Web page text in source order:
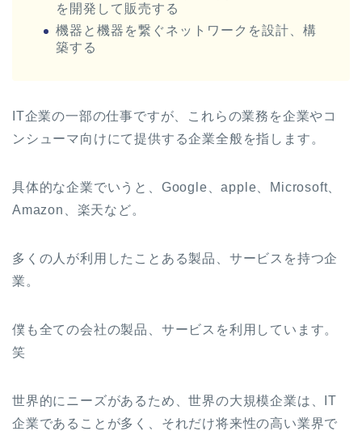
を開発して販売する
機器と機器を繋ぐネットワークを設計、構
築する
IT企業の一部の仕事ですが、これらの業務を企業やコ
ンシューマ向けにて提供する企業全般を指します。
具体的な企業でいうと、Google、apple、Microsoft、
Amazon、楽天など。
多くの人が利用したことある製品、サービスを持つ企
業。
僕も全ての会社の製品、サービスを利用しています。
笑
世界的にニーズがあるため、世界の大規模企業は、IT
企業であることが多く、それだけ将来性の高い業界で